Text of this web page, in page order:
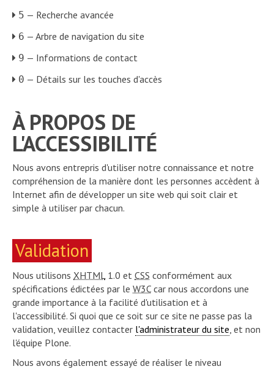
5 — Recherche avancée
6 — Arbre de navigation du site
9 — Informations de contact
0 — Détails sur les touches d'accès
À PROPOS DE
L'ACCESSIBILITÉ
Nous avons entrepris d'utiliser notre connaissance et notre
compréhension de la manière dont les personnes accèdent à
Internet afin de développer un site web qui soit clair et
simple à utiliser par chacun.
Validation
Nous utilisons XHTML1.0 et CSS conformément aux
spécifications édictées par le W3C car nous accordons une
grande importance à la facilité d'utilisation et à
l'accessibilité. Si quoi que ce soit sur ce site ne passe pas la
validation, veuillez contacter l'administrateur du site, et non
l'équipe Plone.
Nous avons également essayé de réaliser le niveau